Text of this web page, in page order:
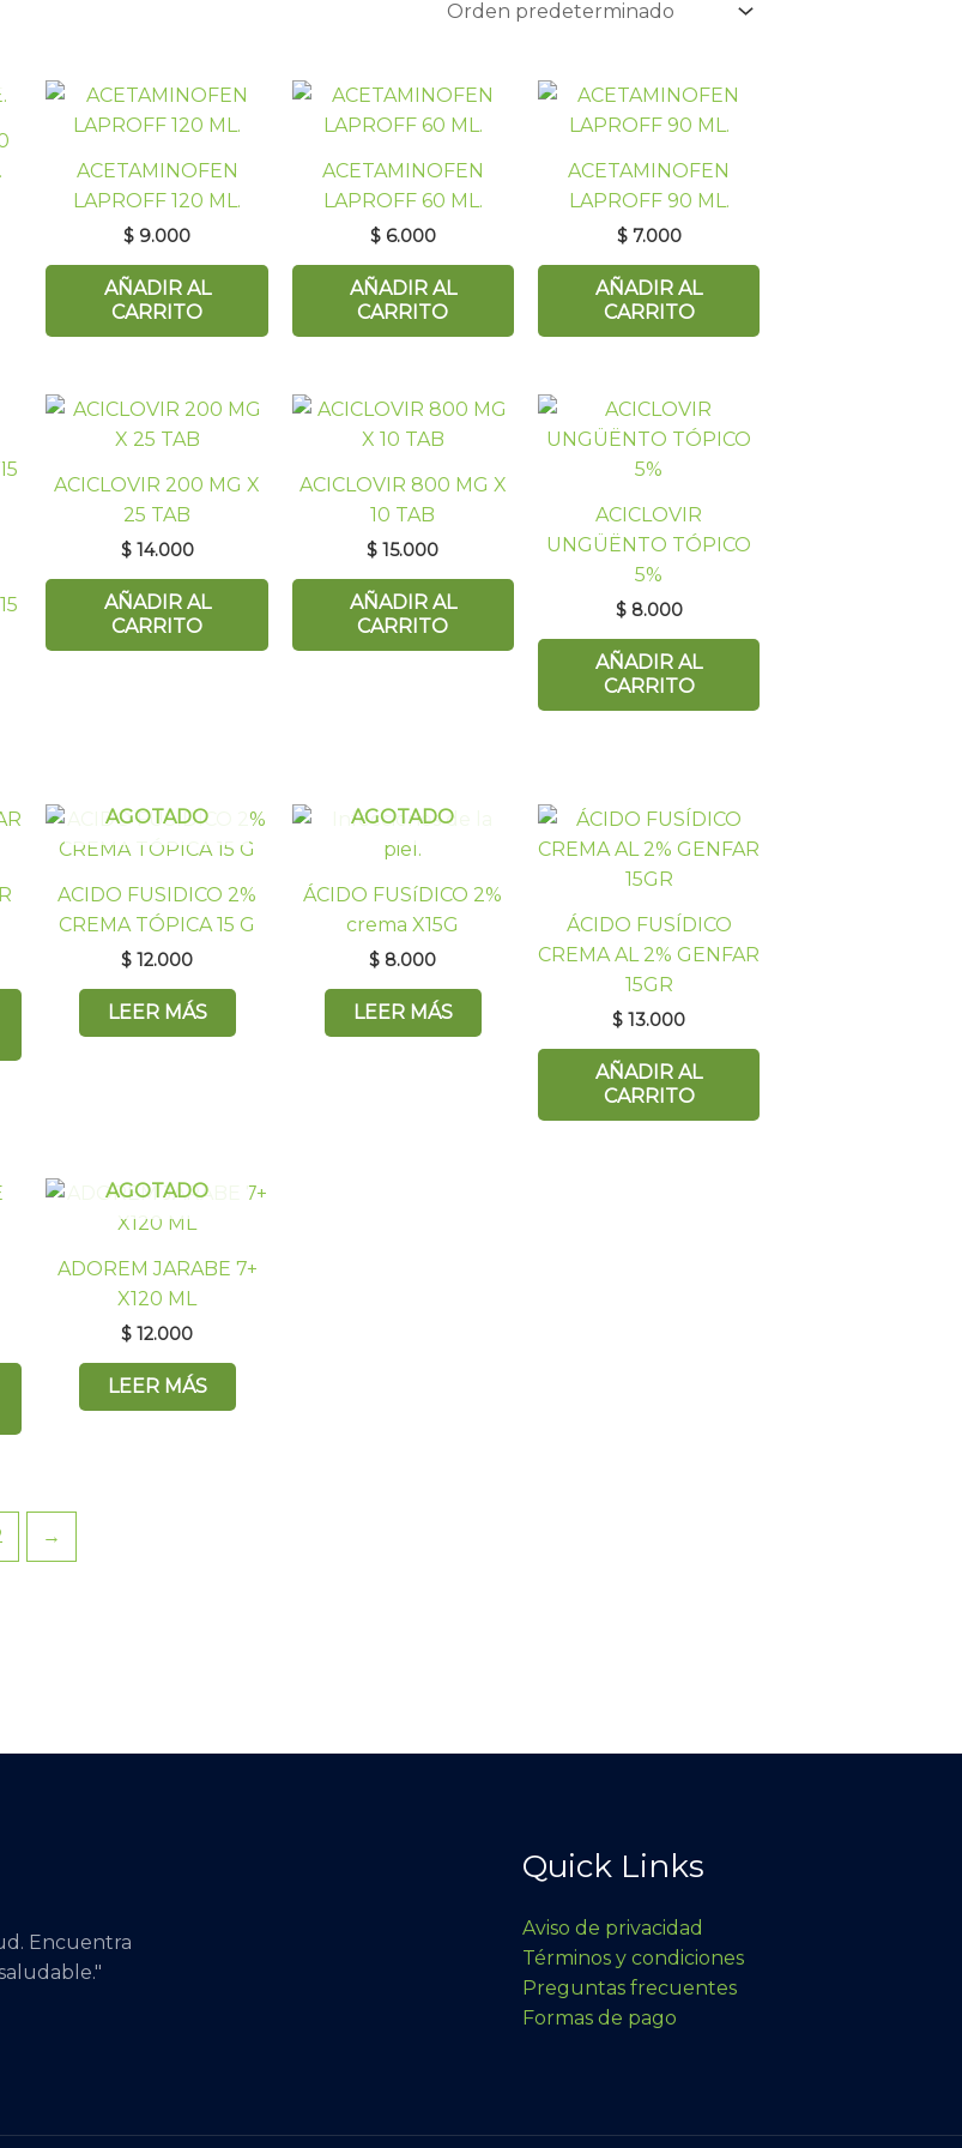
ACETAMINOFEN
LAPROFF 120 ML.
$ 9.000
AÑADIR AL
CARRITO
ACETAMINOFEN
LAPROFF 60 ML.
$6.000
AÑADIR AL
CARRITO
ACETAMINOFEN
LAPROFF 90 ML.
$7.000
AÑADIR AL
CARRITO
ACICLOVIR 200 MG X
25 TAB
$14.000
AÑADIR AL
CARRITO
ACICLOVIR 800 MG X
10 TAB
$ 15.000
AÑADIR AL
CARRITO
ACICLOVIR
UNGÜËNTO TÓPICO
5%
$8.000
AÑADIR AL
CARRITO
AGOTADO
ACIDO FUSIDICO 2%
CREMA TÓPICA 15 G
$ 12.000
LEER MÁS
AGOTADO
ÁCIDO FUSíDICO 2%
crema X15G
$ 8.000
LEER MÁS
ÁCIDO FUSÍDICO
CREMA AL 2% GENFAR
15GR
$ 13.000
AÑADIR AL
CARRITO
AGOTADO
ADOREM JARABE 7+
X120 ML
$ 12.000
LEER MÁS
→
Encuentra
Quick Links
Aviso de privacidad
Términos y condiciones
Preguntas frecuentes
Formas de pago